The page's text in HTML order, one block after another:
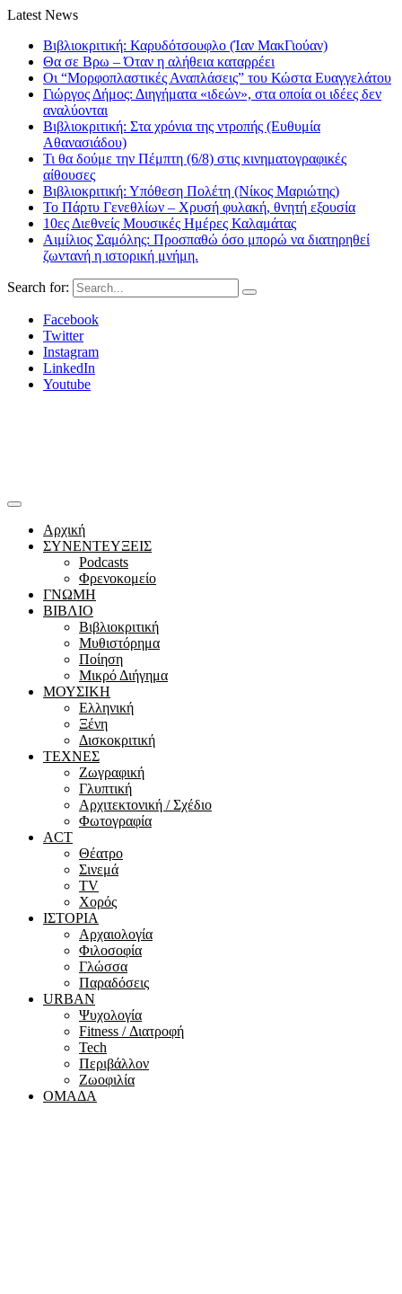
Latest News
Βιβλιοκριτική: Καρυδότσουφλο (Ίαν ΜακΓιούαν)
Θα σε Βρω – Όταν η αλήθεια καταρρέει
Οι “Μορφοπλαστικές Αναπλάσεις” του Κώστα Ευαγγελάτου
Γιώργος Δήμος: Διηγήματα «ιδεών», στα οποία οι ιδέες δεν
αναλύονται
Βιβλιοκριτική: Στα χρόνια της ντροπής (Ευθυμία
Αθανασιάδου)
Τι θα δούμε την Πέμπτη (6/8) στις κινηματογραφικές
αίθουσες
Βιβλιοκριτική: Υπόθεση Πολέτη (Νίκος Μαριώτης)
Το Πάρτυ Γενεθλίων – Χρυσή φυλακή, θνητή εξουσία
10ες Διεθνείς Μουσικές Ημέρες Καλαμάτας
Αιμίλιος Σαμόλης: Προσπαθώ όσο μπορώ να διατηρηθεί
ζωντανή η ιστορική μνήμη.
Search for:
Facebook
Twitter
Instagram
LinkedIn
Youtube
Αρχική
ΣΥΝΕΝΤΕΥΞΕΙΣ
Podcasts
Φρενοκομείο
ΓΝΩΜΗ
ΒΙΒΛΙΟ
Βιβλιοκριτική
Μυθιστόρημα
Ποίηση
Μικρό Διήγημα
ΜΟΥΣΙΚΗ
Ελληνική
Ξένη
Δισκοκριτική
ΤΕΧΝΕΣ
Ζωγραφική
Γλυπτική
Αρχιτεκτονική / Σχέδιο
Φωτογραφία
ACT
Θέατρο
Σινεμά
ΤV
Χορός
ΙΣΤΟΡΙΑ
Αρχαιολογία
Φιλοσοφία
Γλώσσα
Παραδόσεις
URBAN
Ψυχολογία
Fitness / Διατροφή
Tech
Περιβάλλον
Ζωοφιλία
ΟΜΑΔΑ